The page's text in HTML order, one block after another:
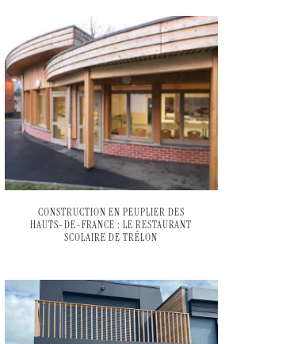
CONSTRUCTION EN PEUPLIER DES
HAUTS-DE-FRANCE : LE RESTAURANT
SCOLAIRE DE TRÉLON